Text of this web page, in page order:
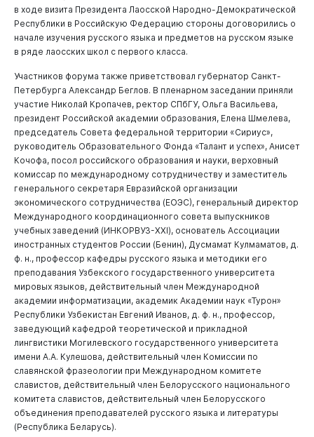
в ходе визита Президента Лаосской Народно-Демократической
Республики в Российскую Федерацию стороны договорились о
начале изучения русского языка и предметов на русском языке
в ряде лаосских школ с первого класса.
Участников форума также приветствовал губернатор Санкт-
Петербурга Александр Беглов. В пленарном заседании приняли
участие Николай Кропачев, ректор СПбГУ, Ольга Васильева,
президент Российской академии образования, Елена Шмелева,
председатель Совета федеральной территории «Сириус»,
руководитель Образовательного Фонда «Талант и успех», Анисет
Кочофа, посол российского образования и науки, верховный
комиссар по международному сотрудничеству и заместитель
генерального секретаря Евразийской организации
экономического сотрудничества (ЕОЭС), генеральный директор
Международного координационного совета выпускников
учебных заведений (ИНКОРВУЗ-XXI), основатель Ассоциации
иностранных студентов России (Бенин), Дусмамат Кулмаматов, д.
ф. н., профессор кафедры русского языка и методики его
преподавания Узбекского государственного университета
мировых языков, действительный член Международной
академии информатизации, академик Академии наук «Турон»
Республики Узбекистан Евгений Иванов, д. ф. н., профессор,
заведующий кафедрой теоретической и прикладной
лингвистики Могилевского государственного университета
имени А.А. Кулешова, действительный член Комиссии по
славянской фразеологии при Международном комитете
славистов, действительный член Белорусского национального
комитета славистов, действительный член Белорусского
объединения преподавателей русского языка и литературы
(Республика Беларусь).